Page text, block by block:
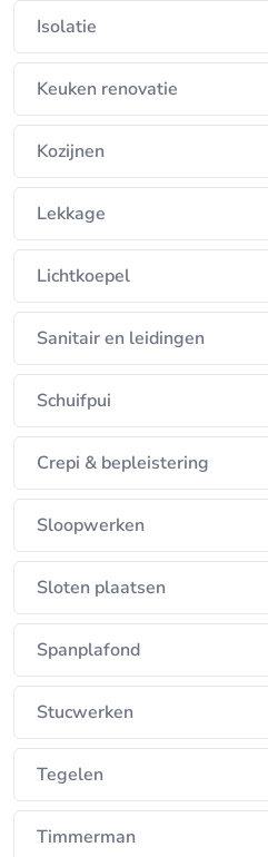
Isolatie
Keuken renovatie
Kozijnen
Lekkage
Lichtkoepel
Sanitair en leidingen
Schuifpui
Crepi & bepleistering
Sloopwerken
Sloten plaatsen
Spanplafond
Stucwerken
Tegelen
Timmerman